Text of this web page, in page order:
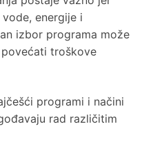
energije i
izbor programa može
troškove
programi i načini
rad različitim